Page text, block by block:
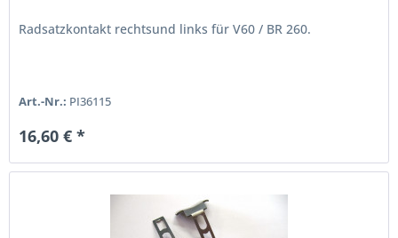
Radsatzkontakt rechtsund links für V60 / BR 260.
Art.-Nr.: PI36115
16,60 € *